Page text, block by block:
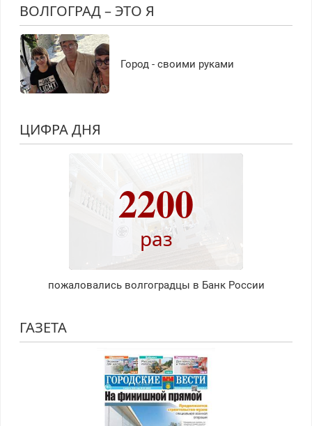
ВОЛГОГРАД – ЭТО Я
Город - своими руками
ЦИФРА ДНЯ
2200
раз
пожаловались волгоградцы в Банк России
ГАЗЕТА